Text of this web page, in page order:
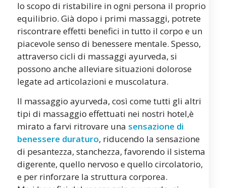
lo scopo di ristabilire in ogni persona il proprio
equilibrio. Già dopo i primi massaggi, potrete
riscontrare effetti benefici in tutto il corpo e un
piacevole senso di benessere mentale. Spesso,
attraverso cicli di massaggi ayurveda, si
possono anche alleviare situazioni dolorose
legate ad articolazioni e muscolatura.
Il massaggio ayurveda, così come tutti gli altri
tipi di massaggio effettuati nei nostri hotel,è
mirato a farvi ritrovare una sensazione di
benessere duraturo, riducendo la sensazione
di pesantezza, stanchezza, favorendo il sistema
digerente, quello nervoso e quello circolatorio,
e per rinforzare la struttura corporea.